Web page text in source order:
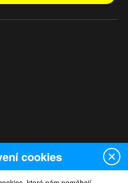
cookies